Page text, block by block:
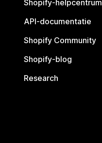
Shopify-helpcentrum
API-documentatie
Shopify Community
Shopify-blog
Research